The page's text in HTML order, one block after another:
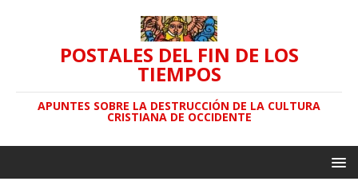
POSTALES DEL FIN DE LOS
TIEMPOS
APUNTES SOBRE LA DESTRUCCIÓN DE LA CULTURA
CRISTIANA DE OCCIDENTE